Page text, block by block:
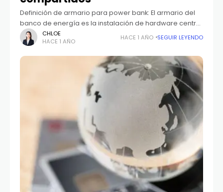
Definición de armario para power bank: El armario del
banco de energía es la instalación de hardware central
del sistema de banco de energía compartido, utilizado
para almacenar, cargar y gestionar múltiples
dispositivos de banco de energía. Armarios
CHLOE
HACE 1 AÑO
HACE 1 AÑO SEGUIR LEYENDO